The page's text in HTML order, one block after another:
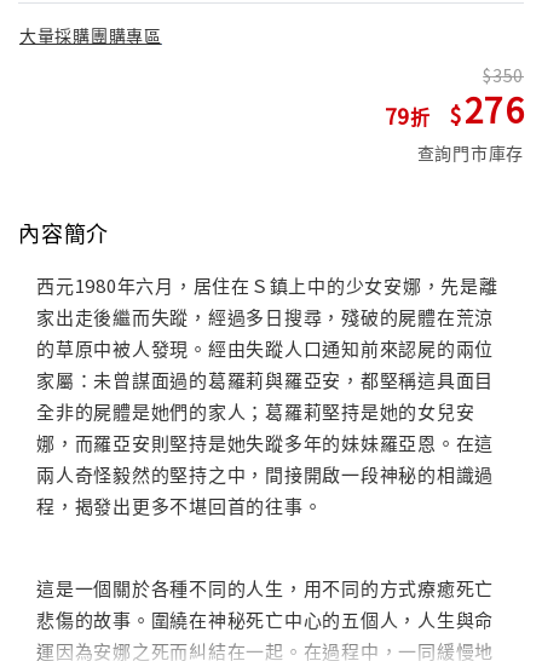
大量採購團購專區
79
350
276
查詢門市庫存
內容簡介
西元1980年六月，居住在Ｓ鎮上中的少女安娜，先是離
家出走後繼而失蹤，經過多日搜尋，殘破的屍體在荒涼
的草原中被人發現。經由失蹤人口通知前來認屍的兩位
家屬：未曾謀面過的葛羅莉與羅亞安，都堅稱這具面目
全非的屍體是她們的家人；葛羅莉堅持是她的女兒安
娜，而羅亞安則堅持是她失蹤多年的妹妹羅亞恩。在這
兩人奇怪毅然的堅持之中，間接開啟一段神秘的相識過
程，揭發出更多不堪回首的往事。
這是一個關於各種不同的人生，用不同的方式療癒死亡
悲傷的故事。圍繞在神秘死亡中心的五個人，人生與命
運因為安娜之死而糾結在一起。在過程中，一同緩慢地